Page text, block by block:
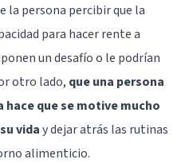
la persona percibir que la
para hacer rente a
un desafío o le podrían
otro lado, que una persona
hace que se motive mucho
viday dejar atrás las rutinas
alimenticio.